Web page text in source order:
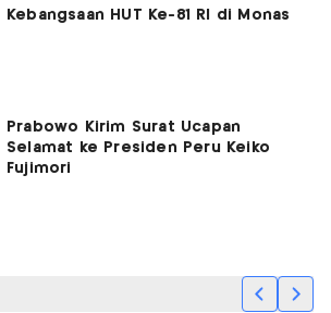
Kebangsaan HUT Ke-81 RI di Monas
Prabowo Kirim Surat Ucapan
Selamat ke Presiden Peru Keiko
Fujimori